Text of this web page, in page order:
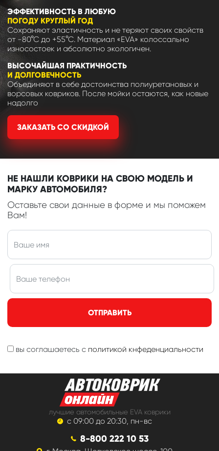
ЭФФЕКТИВНОСТЬ В ЛЮБУЮ
ПОГОДУ КРУГЛЫЙ ГОД
Сохраняют эластичность и не теряют своих свойств
от -80°С до +55°С. Материал «EVA» колоссально
износостоек и абсолютно экологичен.
ВЫСОЧАЙШАЯ ПРАКТИЧНОСТЬ
И ДОЛГОВЕЧНОСТЬ
Объединяют в себе достоинства полиуретановых и
ворсовых ковриков. После мойки остаются, как новые
надолго
ЗАКАЗАТЬ СО СКИДКОЙ
НЕ НАШЛИ КОВРИКИ НА СВОЮ МОДЕЛЬ И
МАРКУ АВТОМОБИЛЯ?
Оставьте свои данные в форме и мы поможем
Вам!
ОТПРАВИТЬ
вы соглашаетесь с политикой кнфеденциальности
лучшие автомобильные EVA коврики
с 09:00 до 20:30, пн-вс
8-800 222 10 53